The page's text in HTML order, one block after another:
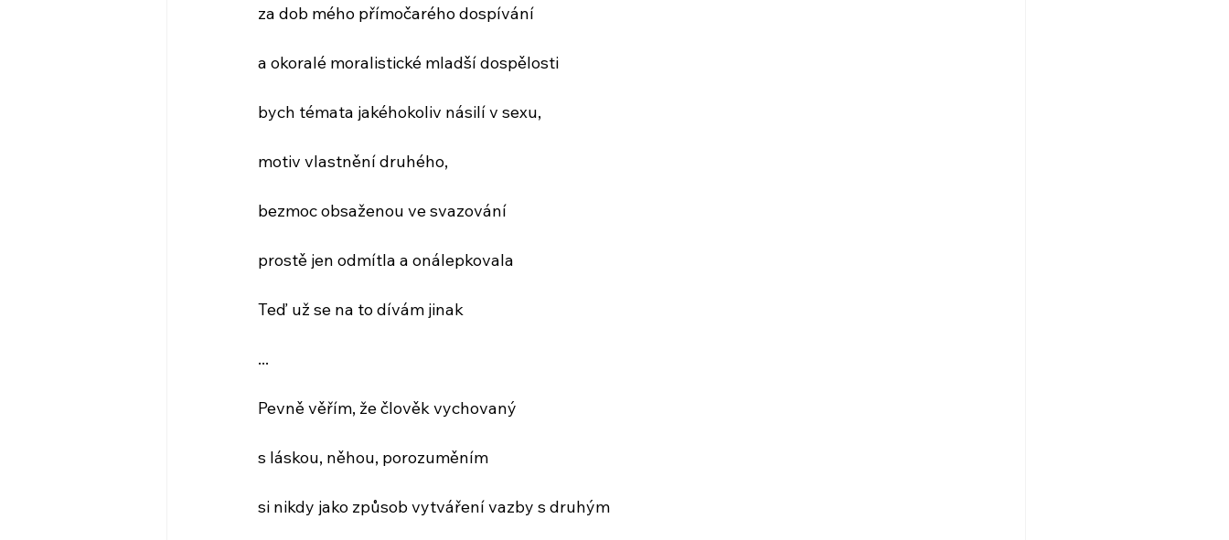
za dob mého přímočarého dospívání
a okoralé moralistické mladší dospělosti
bych témata jakéhokoliv násilí v sexu,
motiv vlastnění druhého,
bezmoc obsaženou ve svazování
prostě jen odmítla a onálepkovala
Teď už se na to dívám jinak
...
Pevně věřím, že člověk vychovaný
s láskou, něhou, porozuměním
si nikdy jako způsob vytváření vazby s druhým